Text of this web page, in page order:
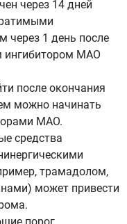
через 14 дней
1 день после
ингибитором МАО
после окончания
можно начинать
МАО.
средства
трамадолом,
может привести